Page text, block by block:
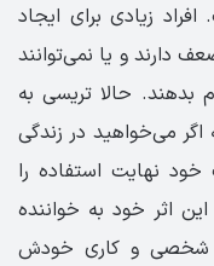
زیادی برای ایجاد
دارند و یا نمی‌توانند
بدهند. حالا تریسی به
می‌خواهید در زندگی
نهایت استفاده را
اثر خود به خواننده
شخصی و کاری خودش